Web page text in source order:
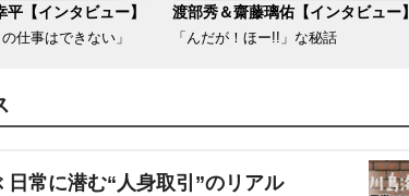
【インタビュー】
仕事はできない」
渡部秀＆齋藤璃佑【インタビュー】
「んだが！ほー!!」な秘話
日常に潜む“人身取引”のリアル